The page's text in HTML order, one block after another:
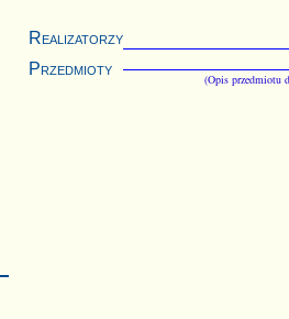
Realizatorzy
Przedmioty
(Opis przedmiotu